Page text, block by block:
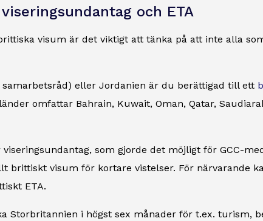
och ETA
visum är det viktigt att tänka på att inte alla
eller Jordanien är du berättigad till ett
omfattar Bahrain, Kuwait, Oman, Qatar,
som gjorde det möjligt för GCC-
brittiskt visum för kortare vistelser. För närvarande
ETA.
Storbritannien i högst sex månader för t.ex. turism,